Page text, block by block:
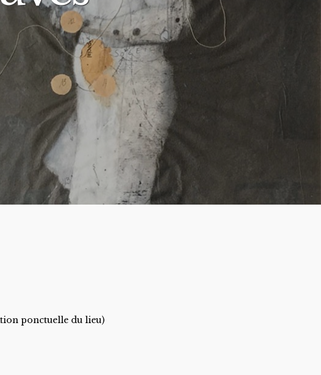
ponctuelle du lieu)